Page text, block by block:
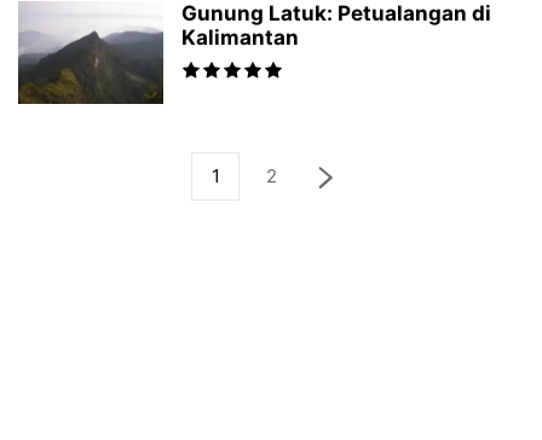
Gunung Latuk: Petualangan di
Kalimantan
1 2